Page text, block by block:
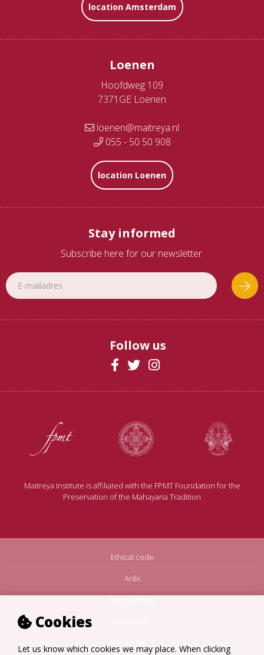
Cookies
Let us know which cookies we may place. When clicking
location Amsterdam
Loenen
Hoofdweg 109
7371GE Loenen
loenen@maitreya.nl
055 - 50 50 908
location Loenen
Stay informed
Subscribe here for our newsletter.
Follow us
Maitreya Institute is affiliated with the FPMT Foundation for the
Preservation of the Mahayana Tradition
Ethical code
Anbi